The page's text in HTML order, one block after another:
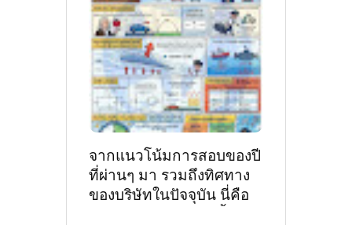
จากแนวโน้มการสอบของปี
ที่ผ่านๆ มา รวมถึงทิศทาง
ของบริษัทในปัจจุบัน นี่คือ